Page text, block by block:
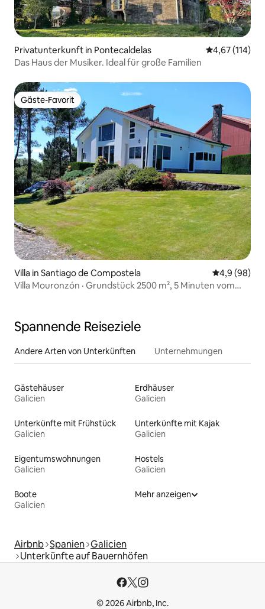
Privatunterkunft in Pontecaldelas
4,67 (114)
Das Haus der Musiker. Ideal für große Familien
Gäste-Favorit
Gäste-Favorit
Villa in Santiago de Compostela
4,9 (98)
Villa Mouronzón · Grundstück 2500 m², 5 Minuten vom
Spannende Reiseziele
Andere Arten von Unterkünften Unternehmungen
Gästehäuser
Galicien
Erdhäuser
Galicien
Unterkünfte mit Frühstück
Galicien
Unterkünfte mit Kajak
Galicien
Eigentumswohnungen
Galicien
Hostels
Galicien
Boote
Galicien
Mehr anzeigen
Airbnb Spanien Galicien
Unterkünfte auf Bauernhöfen
© 2026 Airbnb, Inc.